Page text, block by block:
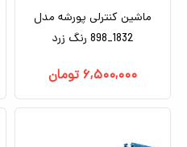
ماشین کنترلی پورشه مدل
1832_898 رنگ زرد
۶,۵۰۰,۰۰۰ تومان